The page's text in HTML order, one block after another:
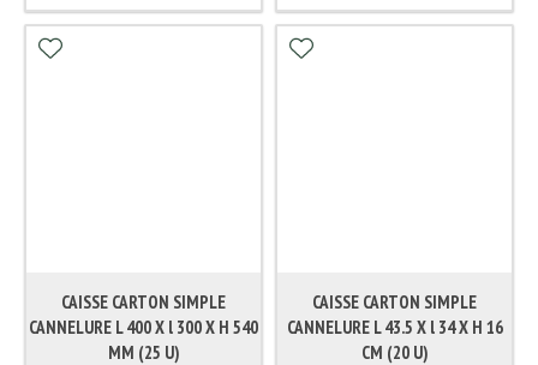
CAISSE CARTON SIMPLE
CANNELURE L 400 X l 300 X H 540
MM (25 U)
CAISSE CARTON SIMPLE
CANNELURE L 43.5 X l 34 X H 16
CM (20 U)